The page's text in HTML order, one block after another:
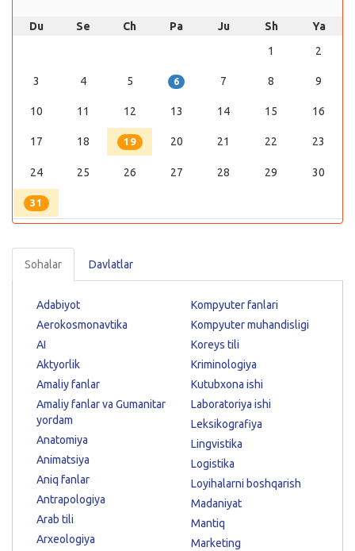
Du Se Ch Pa Ju Sh
Ya
1
2
3 4 5 6 7 8 9
10 11 12 13 14 15 16
17 18 19 20 21 22 23
24 25 26 27 28 29 30
31
Sohalar Davlatlar
Adabiyot
Aerokosmonavtika
AI
Aktyorlik
Amaliy fanlar
Amaliy fanlar va Gumanitar
yordam
Anatomiya
Animatsiya
Aniq fanlar
Antrapologiya
Arab tili
Arxeologiya
Kompyuter fanlari
Kompyuter muhandisligi
Koreys tili
Kriminologiya
Kutubxona ishi
Laboratoriya ishi
Leksikografiya
Lingvistika
Logistika
Loyihalarni boshqarish
Madaniyat
Mantiq
Marketing